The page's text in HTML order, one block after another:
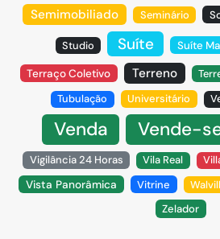
Semimobiliado Seminário
Studio Suíte Suíte
Terraço Coletivo Terreno
Tubulação
Universitário
Venda Vende-
Vigilância 24 Horas Vila Real
Vista Panorâmica Vitrine
Zelador